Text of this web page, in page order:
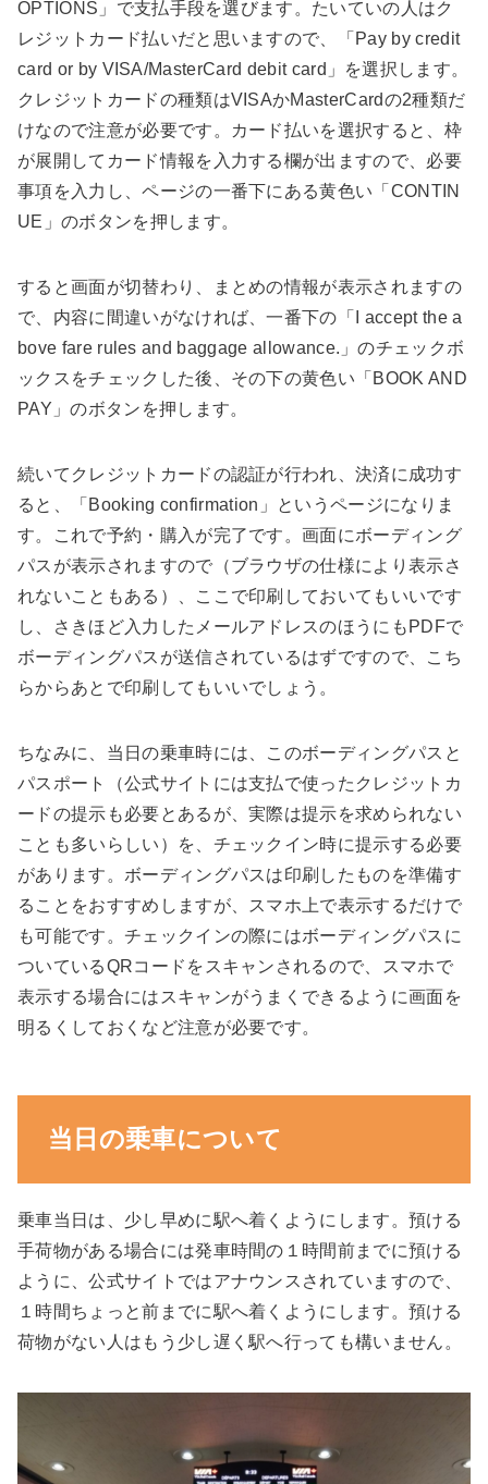
OPTIONS」で支払手段を選びます。たいていの人はク
レジットカード払いだと思いますので、「Pay by credit
card or by VISA/MasterCard debit card」を選択します。
クレジットカードの種類はVISAかMasterCardの2種類だ
けなので注意が必要です。カード払いを選択すると、枠
が展開してカード情報を入力する欄が出ますので、必要
事項を入力し、ページの一番下にある黄色い「CONTIN
UE」のボタンを押します。
すると画面が切替わり、まとめの情報が表示されますの
で、内容に間違いがなければ、一番下の「I accept the a
bove fare rules and baggage allowance.」のチェックボ
ックスをチェックした後、その下の黄色い「BOOK AND
PAY」のボタンを押します。
続いてクレジットカードの認証が行われ、決済に成功す
ると、「Booking confirmation」というページになりま
す。これで予約・購入が完了です。画面にボーディング
パスが表示されますので（ブラウザの仕様により表示さ
れないこともある）、ここで印刷しておいてもいいです
し、さきほど入力したメールアドレスのほうにもPDFで
ボーディングパスが送信されているはずですので、こち
らからあとで印刷してもいいでしょう。
ちなみに、当日の乗車時には、このボーディングパスと
パスポート（公式サイトには支払で使ったクレジットカ
ードの提示も必要とあるが、実際は提示を求められない
ことも多いらしい）を、チェックイン時に提示する必要
があります。ボーディングパスは印刷したものを準備す
ることをおすすめしますが、スマホ上で表示するだけで
も可能です。チェックインの際にはボーディングパスに
ついているQRコードをスキャンされるので、スマホで
表示する場合にはスキャンがうまくできるように画面を
明るくしておくなど注意が必要です。
当日の乗車について
乗車当日は、少し早めに駅へ着くようにします。預ける
手荷物がある場合には発車時間の１時間前までに預ける
ように、公式サイトではアナウンスされていますので、
１時間ちょっと前までに駅へ着くようにします。預ける
荷物がない人はもう少し遅く駅へ行っても構いません。